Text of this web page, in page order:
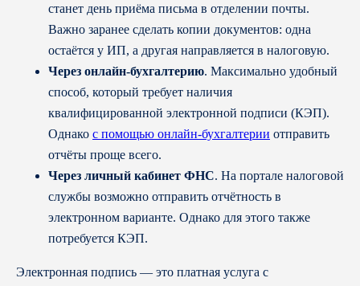
станет день приёма письма в отделении почты.
Важно заранее сделать копии документов: одна
остаётся у ИП, а другая направляется в налоговую.
Через онлайн-бухгалтерию. Максимально удобный
способ, который требует наличия
квалифицированной электронной подписи (КЭП).
Однако с помощью онлайн-бухгалтерии отправить
отчёты проще всего.
Через личный кабинет ФНС. На портале налоговой
службы возможно отправить отчётность в
электронном варианте. Однако для этого также
потребуется КЭП.
Электронная подпись — это платная услуга с